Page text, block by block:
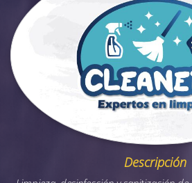
Descripción